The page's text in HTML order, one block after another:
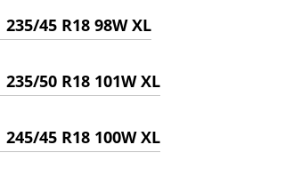
235/45 R18 98W XL
235/50 R18 101W XL
245/45 R18 100W XL